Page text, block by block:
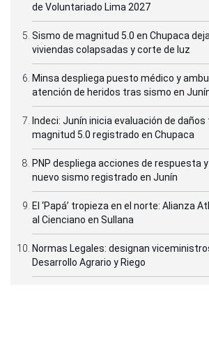
de Voluntariado Lima 2027
Sismo de magnitud 5.0 en Chupaca
viviendas colapsadas y corte de luz
Minsa despliega puesto médico y
atención de heridos tras sismo en
Indeci: Junín inicia evaluación de
magnitud 5.0 registrado en Chupaca
PNP despliega acciones de respuesta
nuevo sismo registrado en Junín
El ‘Papá’ tropieza en el norte: Alianza
al Cienciano en Sullana
Normas Legales: designan
Desarrollo Agrario y Riego